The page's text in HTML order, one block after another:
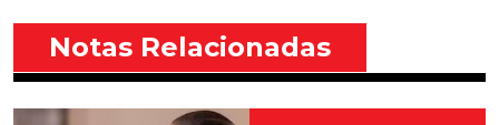
Notas Relacionadas